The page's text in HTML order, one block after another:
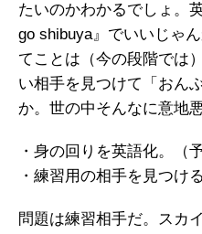
たいのかわかるでしょ。
go shibuya』でいいじゃ
てことは（今の段階では
い相手を見つけて「おん
か。世の中そんなに意地
・身の回りを英語化。（予
・練習用の相手を見つけ
問題は練習相手だ。スカ